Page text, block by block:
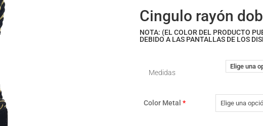
hasta
Cingulo rayón
NOTA: (EL COLOR DEL PRODUCTO
DEBIDO A LAS PANTALLAS DE LOS
Medidas
Color Metal *